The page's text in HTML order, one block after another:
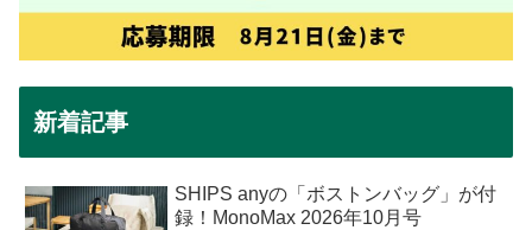
新着記事
SHIPS anyの「ボストンバッグ」が付
録！MonoMax 2026年10月号